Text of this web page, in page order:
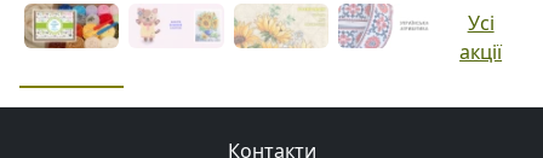
Усі
акції
Контакти